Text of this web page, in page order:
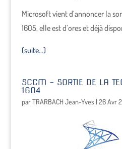
Microsoft vient d’annoncer la
1605, elle est d’ores et déjà
(suite…)
SCCM – SORTIE DE LA
1604
parTRARBACH Jean-Yves | 26 Avr